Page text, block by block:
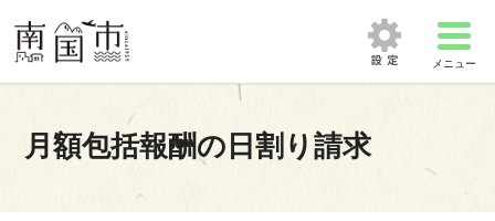
メニュー
月額包括報酬の日割り請求